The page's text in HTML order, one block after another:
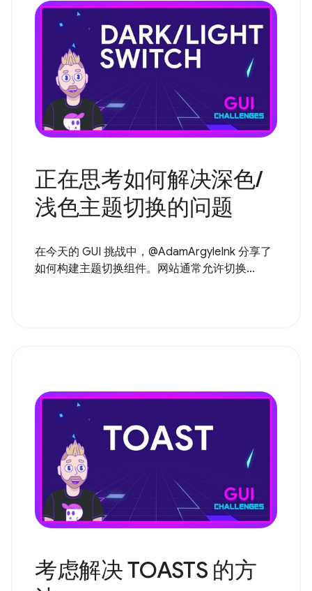
正在思考如何解决深色/
浅色主题切换的问题
在今天的 GUI 挑战中，@AdamArgyleInk 分享了
如何构建主题切换组件。网站通常允许切换...
考虑解决 TOASTS 的方